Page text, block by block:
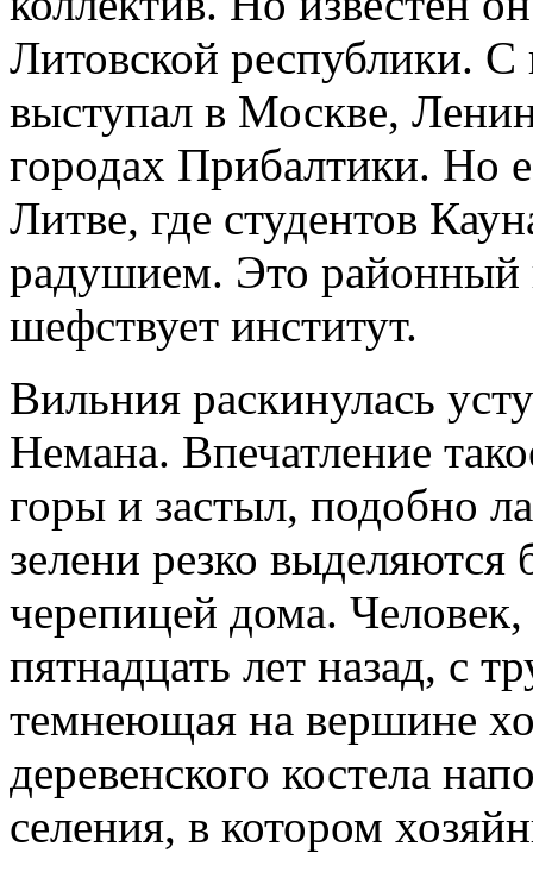
Литовской республики.
выступал в Москве,
городах Прибалтики. Но
Литве, где студентов
радушием. Это районный
шефствует институт.
Вильния раскинулась
Немана. Впечатление
горы и застыл, подобно
зелени резко
черепицей дома.
пятнадцать лет назад, с
темнеющая на вершине
деревенского костела
селения, в котором